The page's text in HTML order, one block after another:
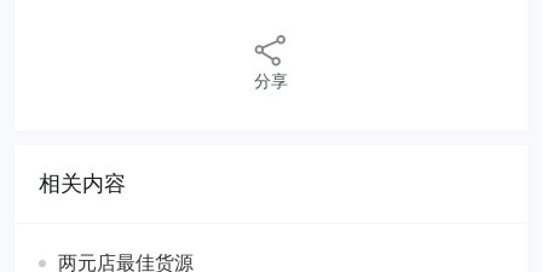
分享
相关内容
两元店最佳货源